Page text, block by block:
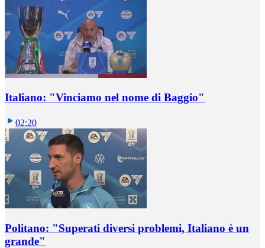
Italiano: "Vinciamo nel nome di Baggio"
02:20
Politano: "Superati diversi problemi, Italiano è un
grande"